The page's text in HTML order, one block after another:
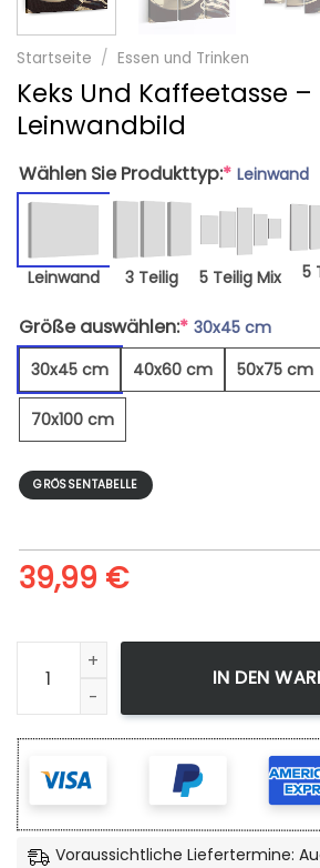
Startseite / Essen und Trinken
Keks Und Kaffeetasse –
Leinwandbild
Wählen Sie Produkttyp:* Leinwand
Leinwand 3 Teilig 5 Teilig Mix 5
Größe auswählen:* 30x45 cm
30x45 cm
40x60 cm 50x75 cm
70x100 cm
GRÖSSENTABELLE
39,99 €
Keks Und Kaffeetasse - Leinwandbild
IN DEN
Voraussichtliche Liefertermine: